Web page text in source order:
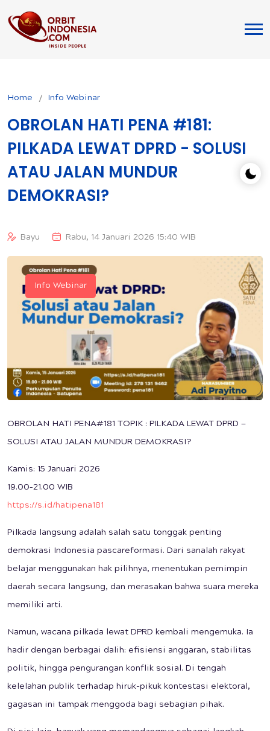
Home Info Webinar
OBROLAN HATI PENA #181:
PILKADA LEWAT DPRD - SOLUSI
ATAU JALAN MUNDUR
DEMOKRASI?
Bayu Rabu, 14 Januari 2026 15:40 WIB
Info Webinar
OBROLAN HATI PENA#181 TOPIK : PILKADA LEWAT DPRD —
SOLUSI ATAU JALAN MUNDUR DEMOKRASI?
Kamis: 15 Januari 2026
19.00–21.00 WIB
https://s.id/hatipena181
Pilkada langsung adalah salah satu tonggak penting
demokrasi Indonesia pascareformasi. Dari sanalah rakyat
belajar menggunakan hak pilihnya, menentukan pemimpin
daerah secara langsung, dan merasakan bahwa suara mereka
memiliki arti.
Namun, wacana pilkada lewat DPRD kembali mengemuka. Ia
hadir dengan berbagai dalih: efisiensi anggaran, stabilitas
politik, hingga pengurangan konflik sosial. Di tengah
kelelahan publik terhadap hiruk-pikuk kontestasi elektoral,
gagasan ini tampak menggoda bagi sebagian pihak.